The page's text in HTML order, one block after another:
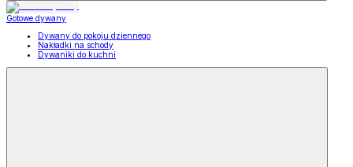
Gotowe dywany
Dywany do pokoju dziennego
Nakładki na schody
Dywaniki do kuchni